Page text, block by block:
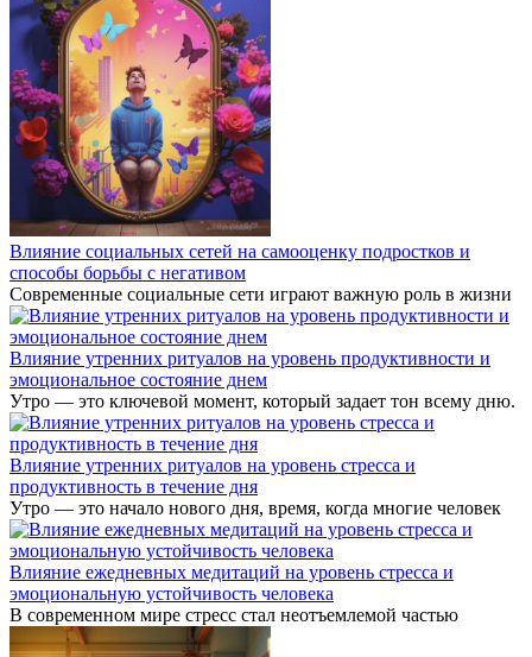
Влияние социальных сетей на самооценку подростков и
способы борьбы с негативом
Современные социальные сети играют важную роль в жизни
Влияние утренних ритуалов на уровень продуктивности и
эмоциональное состояние днем
Утро — это ключевой момент, который задает тон всему дню.
Влияние утренних ритуалов на уровень стресса и
продуктивность в течение дня
Утро — это начало нового дня, время, когда многие человек
Влияние ежедневных медитаций на уровень стресса и
эмоциональную устойчивость человека
В современном мире стресс стал неотъемлемой частью